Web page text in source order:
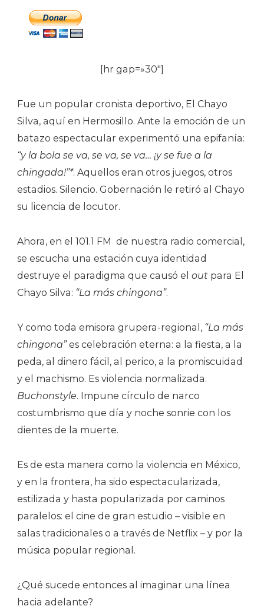
[hr gap=»30″]
Fue un popular cronista deportivo, El Chayo
Silva, aquí en Hermosillo. Ante la emoción de un
batazo espectacular experimentó una epifanía:
“y la bola se va, se va, se va… ¡y se fue a la
chingada!”*. Aquellos eran otros juegos, otros
estadios. Silencio. Gobernación le retiró al Chayo
su licencia de locutor.
Ahora, en el 101.1 FM de nuestra radio comercial,
se escucha una estación cuya identidad
destruye el paradigma que causó el out para El
Chayo Silva: “La más chingona”.
Y como toda emisora grupera-regional, “La más
chingona”es celebración eterna: a la fiesta, a la
peda, al dinero fácil, al perico, a la promiscuidad
y el machismo. Es violencia normalizada.
Buchonstyle. Impune círculo de narco
costumbrismo que día y noche sonrie con los
dientes de la muerte.
Es de esta manera como la violencia en México,
y en la frontera, ha sido espectacularizada,
estilizada y hasta popularizada por caminos
paralelos: el cine de gran estudio – visible en
salas tradicionales o a través de Netflix – y por la
música popular regional.
¿Qué sucede entonces al imaginar una línea
hacia adelante?